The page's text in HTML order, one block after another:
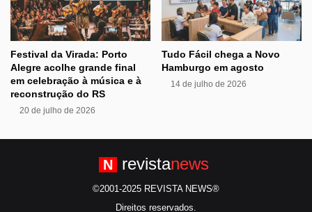
Festival da Virada: Porto
Alegre acolhe grande final
em celebração à música e à
reconstrução do RS
20 de julho de 2026
Tudo Fácil chega a Novo
Hamburgo em agosto
14 de julho de 2026
N revistanews
©2001-2025 REVISTA NEWS®
Direitos reservados.